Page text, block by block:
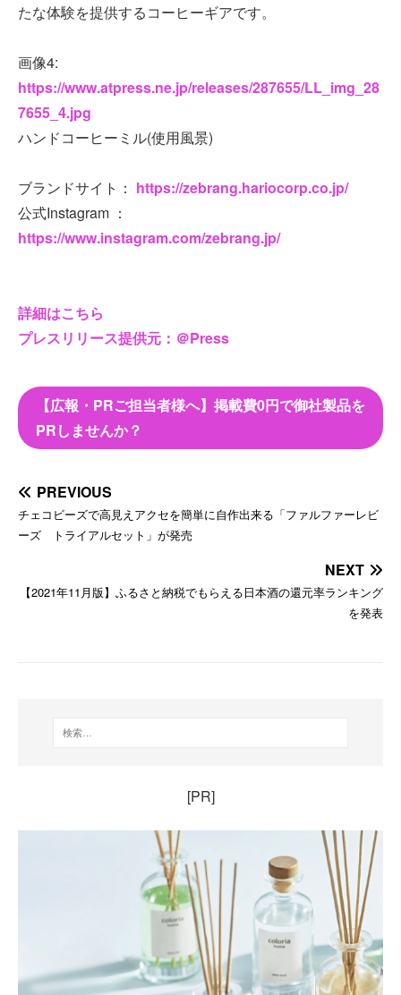
たな体験を提供するコーヒーギアです。
画像4:
https://www.atpress.ne.jp/releases/287655/LL_img_28
7655_4.jpg
ハンドコーヒーミル(使用風景)
ブランドサイト： https://zebrang.hariocorp.co.jp/
公式Instagram ：
https://www.instagram.com/zebrang.jp/
詳細はこちら
プレスリリース提供元：＠Press
【広報・PRご担当者様へ】掲載費0円で御社製品を
PRしませんか？
PREVIOUS
チェコビーズで高見えアクセを簡単に自作出来る「ファルファーレビ
ーズ トライアルセット」が発売
NEXT
【2021年11月版】ふるさと納税でもらえる日本酒の還元率ランキング
を発表
[PR]